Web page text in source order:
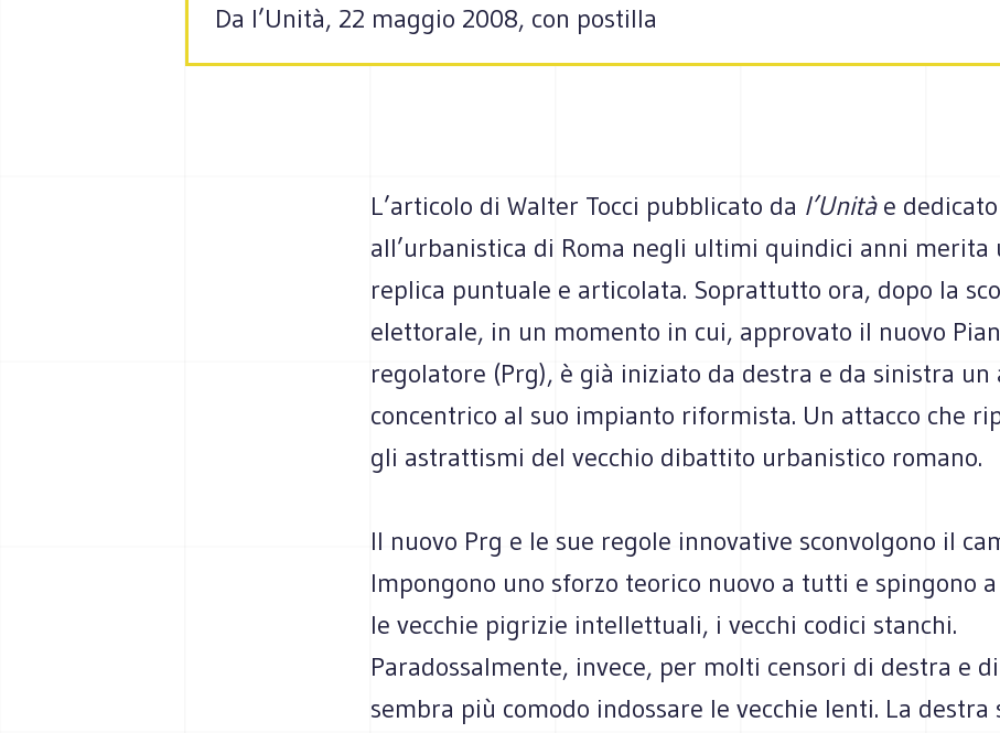
Da l’Unità, 22 maggio 2008, con postilla
L’articolo di Walter Tocci pubblicato da l’Unitàe dedicato
all’urbanistica di Roma negli ultimi quindici anni merita
replica puntuale e articolata. Soprattutto ora, dopo la
elettorale, in un momento in cui, approvato il nuovo
regolatore (Prg), è già iniziato da destra e da sinistra un
concentrico al suo impianto riformista. Un attacco che
gli astrattismi del vecchio dibattito urbanistico romano.
Il nuovo Prg e le sue regole innovative sconvolgono il
Impongono uno sforzo teorico nuovo a tutti e spingono
le vecchie pigrizie intellettuali, i vecchi codici stanchi.
Paradossalmente, invece, per molti censori di destra e
sembra più comodo indossare le vecchie lenti. La destra